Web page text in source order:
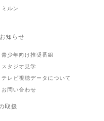
ミルン
知らせ
青少年向け推奨番組
スタジオ見学
テレビ視聴データについて
お問い合わせ
取扱